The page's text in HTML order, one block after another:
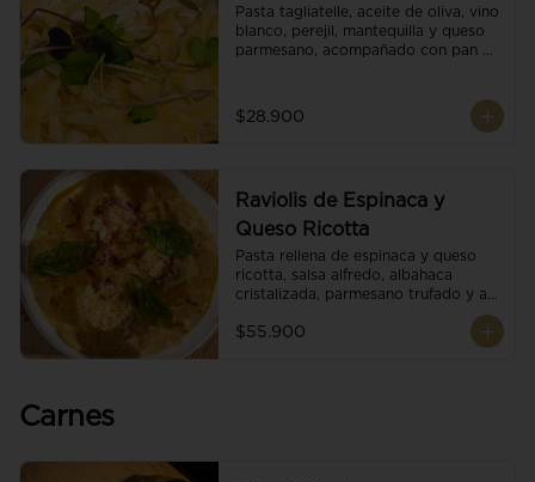
Pasta tagliatelle, aceite de oliva, vino
blanco, perejil, mantequilla y queso
parmesano, acompañado con pan
$28.900
Raviolis de Espinaca y
Queso Ricotta
Pasta rellena de espinaca y queso
ricotta, salsa alfredo, albahaca
cristalizada, parmesano trufado y ajo
$55.900
Carnes